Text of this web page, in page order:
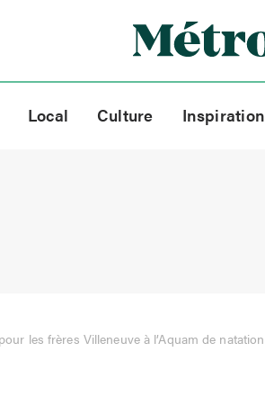
Local Culture Inspiration
les frères Villeneuve à l’Aquam de natation